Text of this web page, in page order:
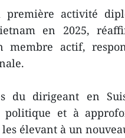
première activité
en 2025,
membre actif,
du dirigeant en
politique et à
élevant à un